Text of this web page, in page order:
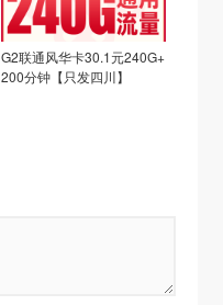
G2联通风华卡30.1元240G+
200分钟【只发四川】